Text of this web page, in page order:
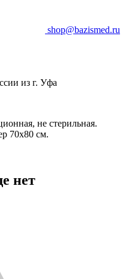
shop@bazismed.ru
из г. Уфа
не стерильная.
70х80 см.
нет